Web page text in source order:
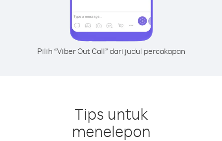
Pilih “Viber Out Call” dari judul percakapan
Tips untuk
menelepon